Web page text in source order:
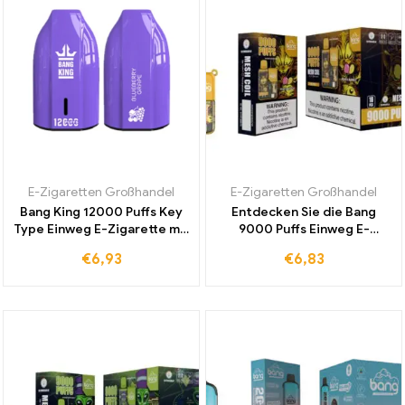
E-Zigaretten Großhandel
Bang King 12000 Puffs Key
Type Einweg E-Zigarette mit
erfrischendem Geschmack
€6,93
E-Zigaretten Großhandel
Entdecken Sie die Bang
9000 Puffs Einweg E-
für ein einzigartiges
€6,83